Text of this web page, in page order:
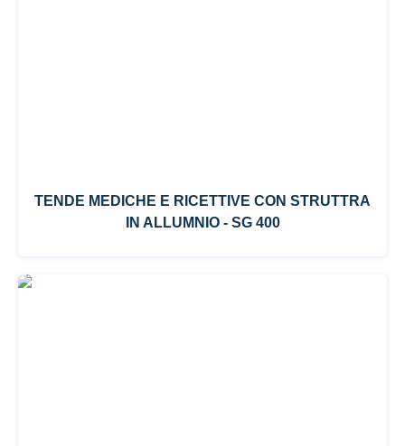
TENDE MEDICHE E RICETTIVE CON STRUTTRA
IN ALLUMNIO - SG 400